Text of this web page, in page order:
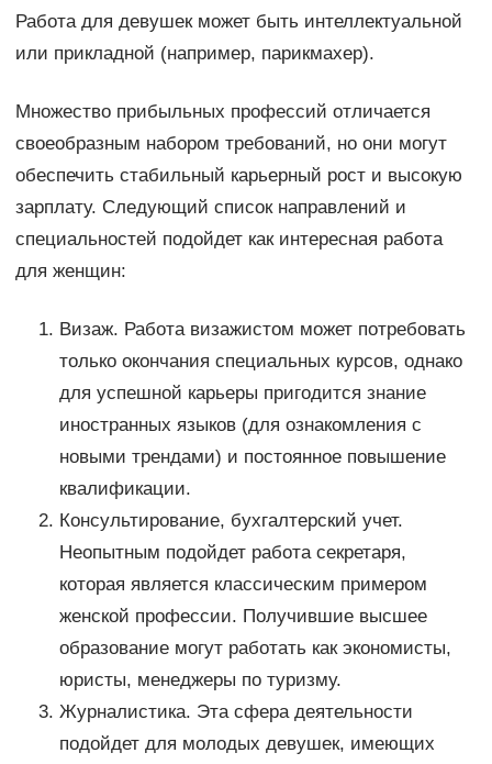
Работа для девушек может быть интеллектуальной
или прикладной (например, парикмахер).
Множество прибыльных профессий отличается
своеобразным набором требований, но они могут
обеспечить стабильный карьерный рост и высокую
зарплату. Следующий список направлений и
специальностей подойдет как интересная работа
для женщин:
Визаж. Работа визажистом может потребовать
только окончания специальных курсов, однако
для успешной карьеры пригодится знание
иностранных языков (для ознакомления с
новыми трендами) и постоянное повышение
квалификации.
Консультирование, бухгалтерский учет.
Неопытным подойдет работа секретаря,
которая является классическим примером
женской профессии. Получившие высшее
образование могут работать как экономисты,
юристы, менеджеры по туризму.
Журналистика. Эта сфера деятельности
подойдет для молодых девушек, имеющих